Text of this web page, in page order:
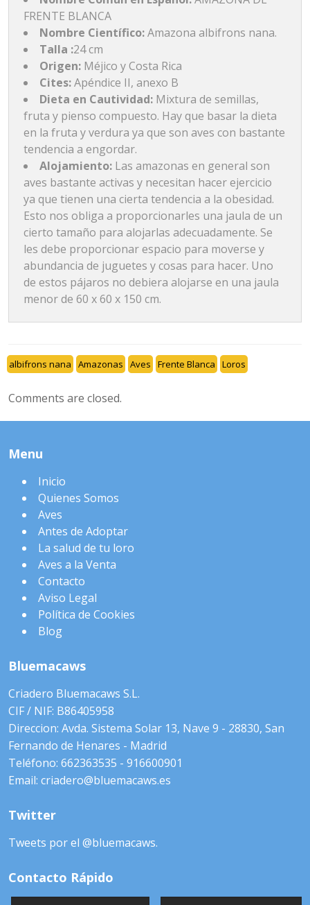
FRENTE BLANCA
Nombre Científico:Amazona albifrons nana.
Talla :24 cm
Origen: Méjico y Costa Rica
Cites:Apéndice II, anexo B
Dieta en Cautividad: Mixtura de semillas,
fruta y pienso compuesto. Hay que basar la dieta
en la fruta y verdura ya que son aves con bastante
tendencia a engordar.
Alojamiento: Las amazonas en general son
aves bastante activas y necesitan hacer ejercicio
ya que tienen una cierta tendencia a la obesidad.
Esto nos obliga a proporcionarles una jaula de un
cierto tamaño para alojarlas adecuadamente. Se
les debe proporcionar espacio para moverse y
abundancia de juguetes y cosas para hacer. Uno
de estos pájaros no debiera alojarse en una jaula
menor de 60 x 60 x 150 cm.
albifrons nana Amazonas Aves Frente Blanca Loros
Comments are closed.
Menu
Inicio
Quienes Somos
Aves
Antes de Adoptar
La salud de tu loro
Aves a la Venta
Contacto
Aviso Legal
Política de Cookies
Blog
Bluemacaws
Criadero Bluemacaws S.L.
CIF / NIF: B86405958
Direccion: Avda. Sistema Solar 13, Nave 9 - 28830, San
Fernando de Henares - Madrid
Teléfono: 662363535 - 916600901
Email: criadero@bluemacaws.es
Twitter
Tweets por el @bluemacaws.
Contacto Rápido